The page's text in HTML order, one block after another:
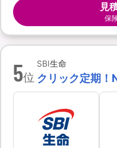
見
保
5位
SBI生命
クリック定期！